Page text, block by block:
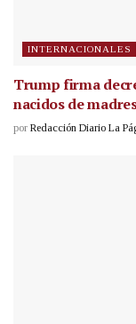
INTERNACIONALES
Trump firma
nacidos de
por Redacción Diario La